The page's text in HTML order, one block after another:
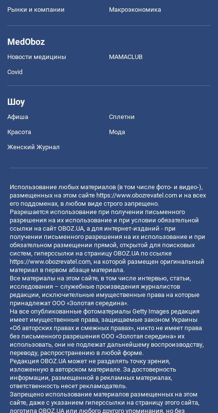
Рынки и компании Mакроэкономика
MedOboz
Новости медицины MAMACLUB
Covid
Шоу
Афиша Сплетни
Красота Мода
Женский Журнал
Использование любых материалов (в том числе фото- и видео-),
размещенных на этом сайте https://www.obozrevatel.com и на всех
его поддоменах, в любом виде строго запрещено.
Разрешается использование при получении письменного
разрешения на их использование и при условии обязательной
ссылки на сайт OBOZ.UA, а для интернет-изданий - при
получении письменного разрешения на их использование и при
обязательном размещении прямой, открытой для поисковых
систем, гиперссылки на страницу OBOZ.UA по ссылке
https://www.obozrevatel.com, на которой размещен оригинальный
материал в первом абзаце материала.
Все материалы на этом сайте, в том числе интервью, статьи,
исследования – служебные произведения журналистов
редакции, исключительные имущественные права на которые
принадлежат ООО «Золотая середина».
На все опубликованные фотоматериалы Getty Images редакция
имеет имущественные права, защищаемые законом Украины
«Об авторских правах и смежных правах», никто не имеет права
без письменного разрешения ООО «Золотая середина» их
использовать, они не подлежат дальнейшему воспроизводству,
переводу, распространению в любой форме.
Редакция OBOZ.UA может не разделять точку зрения,
изложенную в авторском материале. За достоверность
информации, размещенной в рекламных материалах,
ответственность несет рекламодатель.
Запрещено использование материалов размещенных на этом
сайте, даже с указанием гиперссылки на страницу этого сайта,
логотипа OBOZ.UA или любого другого упоминания, но без